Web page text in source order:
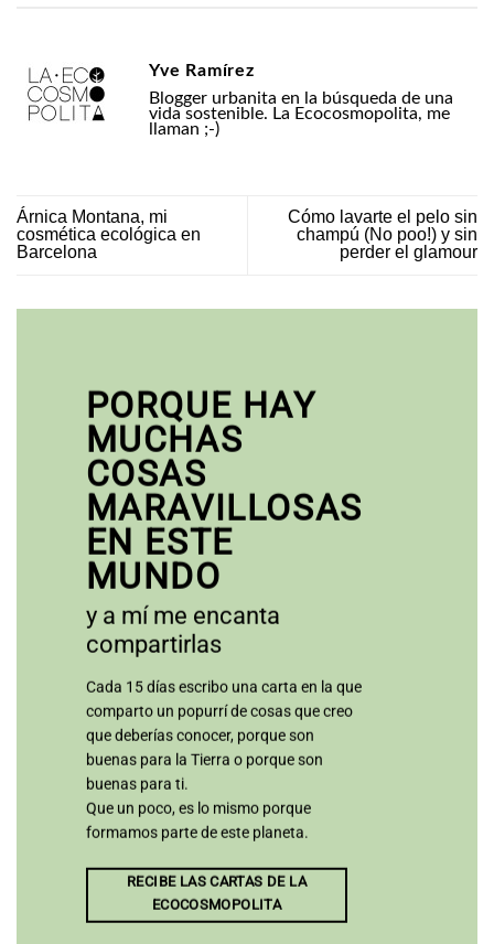
Yve Ramírez
Blogger urbanita en la búsqueda de una
vida sostenible. La Ecocosmopolita, me
llaman ;-)
Árnica Montana, mi
cosmética ecológica en
Barcelona
Cómo lavarte el pelo sin
champú (No poo!) y sin
perder el glamour
PORQUE HAY
MUCHAS
COSAS
MARAVILLOSAS
EN ESTE
MUNDO
y a mí me encanta
compartirlas
Cada 15 días escribo una carta en la que
comparto un popurrí de cosas que creo
que deberías conocer, porque son
buenas para la Tierra o porque son
buenas para ti.
Que un poco, es lo mismo porque
formamos parte de este planeta.
RECIBE LAS CARTAS DE LA
ECOCOSMOPOLITA